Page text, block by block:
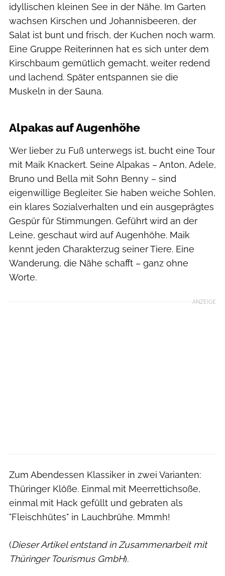
idyllischen kleinen See in der Nähe. Im Garten
wachsen Kirschen und Johannisbeeren, der
Salat ist bunt und frisch, der Kuchen noch warm.
Eine Gruppe Reiterinnen hat es sich unter dem
Kirschbaum gemütlich gemacht, weiter redend
und lachend. Später entspannen sie die
Muskeln in der Sauna.
Alpakas auf Augenhöhe
Wer lieber zu Fuß unterwegs ist, bucht eine Tour
mit Maik Knackert. Seine Alpakas – Anton, Adele,
Bruno und Bella mit Sohn Benny – sind
eigenwillige Begleiter. Sie haben weiche Sohlen,
ein klares Sozialverhalten und ein ausgeprägtes
Gespür für Stimmungen. Geführt wird an der
Leine, geschaut wird auf Augenhöhe. Maik
kennt jeden Charakterzug seiner Tiere. Eine
Wanderung, die Nähe schafft – ganz ohne
Worte.
ANZEIGE
Zum Abendessen Klassiker in zwei Varianten:
Thüringer Klöße. Einmal mit Meerrettichsoße,
einmal mit Hack gefüllt und gebraten als
"Fleischhütes" in Lauchbrühe. Mmmh!
(Dieser Artikel entstand in Zusammenarbeit mit
Thüringer Tourismus GmbH).